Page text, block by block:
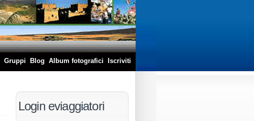
Gruppi Blog Album fotografici Iscriviti
Login eviaggiatori